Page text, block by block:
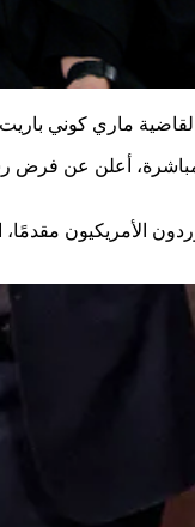
كوني باريت في خطاب
وتعهد بمتابعة سبل قانونية بديلة
الأمريكيون مقدمًا،